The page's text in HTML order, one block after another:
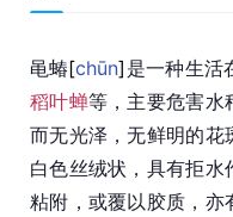
黾蝽[chūn] 是一种生活
稻叶蝉等，主要危害水
而无光泽，无鲜明的花
白色丝绒状，具有拒
粘附，或覆以胶质，亦